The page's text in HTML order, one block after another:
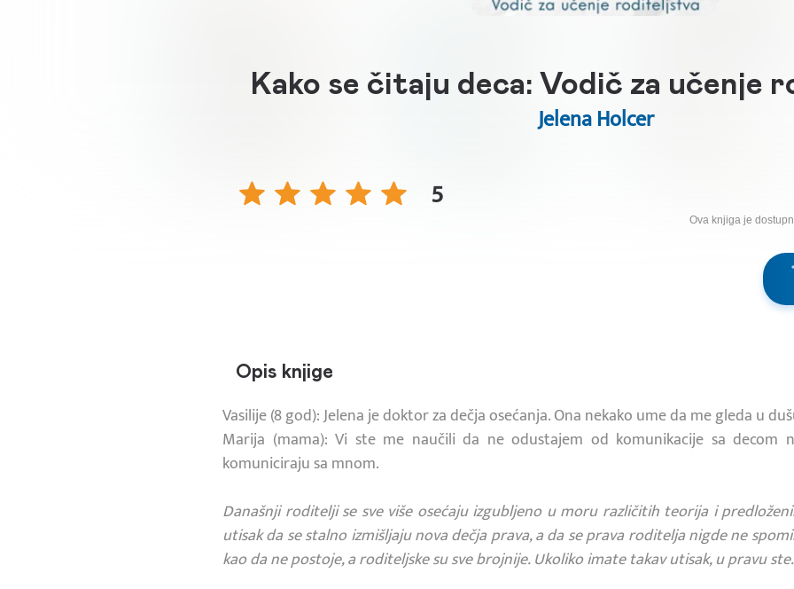
Kako se čitaju deca: Vodič za učenje
Jelena Holcer
5
Ova knjiga je
Opis knjige
Vasilije (8 god): Jelena je doktor za dečja osećanja. Ona nekako ume da me gleda u
Marija (mama): Vi ste me naučili da ne odustajem od komunikacije sa decom
komuniciraju sa mnom.
Današnji roditelji se sve više osećaju izgubljeno u moru različitih teorija i
utisak da se stalno izmišljaju nova dečja prava, a da se prava roditelja nigde ne
kao da ne postoje, a roditeljske su sve brojnije. Ukoliko imate takav utisak, u pravu ste.